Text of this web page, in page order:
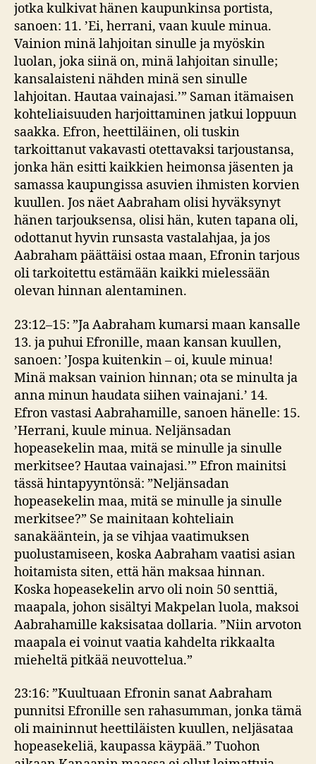
jotka kulkivat hänen kaupunkinsa portista,
sanoen: 11. ’Ei, herrani, vaan kuule minua.
Vainion minä lahjoitan sinulle ja myöskin
luolan, joka siinä on, minä lahjoitan sinulle;
kansalaisteni nähden minä sen sinulle
lahjoitan. Hautaa vainajasi.’” Saman itämaisen
kohteliaisuuden harjoittaminen jatkui loppuun
saakka. Efron, heettiläinen, oli tuskin
tarkoittanut vakavasti otettavaksi tarjoustansa,
jonka hän esitti kaikkien heimonsa jäsenten ja
samassa kaupungissa asuvien ihmisten korvien
kuullen. Jos näet Aabraham olisi hyväksynyt
hänen tarjouksensa, olisi hän, kuten tapana oli,
odottanut hyvin runsasta vastalahjaa, ja jos
Aabraham päättäisi ostaa maan, Efronin tarjous
oli tarkoitettu estämään kaikki mielessään
olevan hinnan alentaminen.
23:12–15: ”Ja Aabraham kumarsi maan kansalle
13. ja puhui Efronille, maan kansan kuullen,
sanoen: ’Jospa kuitenkin – oi, kuule minua!
Minä maksan vainion hinnan; ota se minulta ja
anna minun haudata siihen vainajani.’ 14.
Efron vastasi Aabrahamille, sanoen hänelle: 15.
’Herrani, kuule minua. Neljänsadan
hopeasekelin maa, mitä se minulle ja sinulle
merkitsee? Hautaa vainajasi.’” Efron mainitsi
tässä hintapyyntönsä: ”Neljänsadan
hopeasekelin maa, mitä se minulle ja sinulle
merkitsee?” Se mainitaan kohteliain
sanakääntein, ja se vihjaa vaatimuksen
puolustamiseen, koska Aabraham vaatisi asian
hoitamista siten, että hän maksaa hinnan.
Koska hopeasekelin arvo oli noin 50 senttiä,
maapala, johon sisältyi Makpelan luola, maksoi
Aabrahamille kaksisataa dollaria. ”Niin arvoton
maapala ei voinut vaatia kahdelta rikkaalta
mieheltä pitkää neuvottelua.”
23:16: ”Kuultuaan Efronin sanat Aabraham
punnitsi Efronille sen rahasumman, jonka tämä
oli maininnut heettiläisten kuullen, neljäsataa
hopeasekeliä, kaupassa käypää.” Tuohon